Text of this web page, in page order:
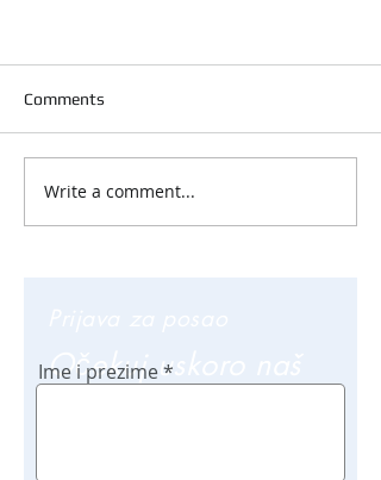
Comments
Write a comment...
Očekuj uskoro naš
Ime i prezime